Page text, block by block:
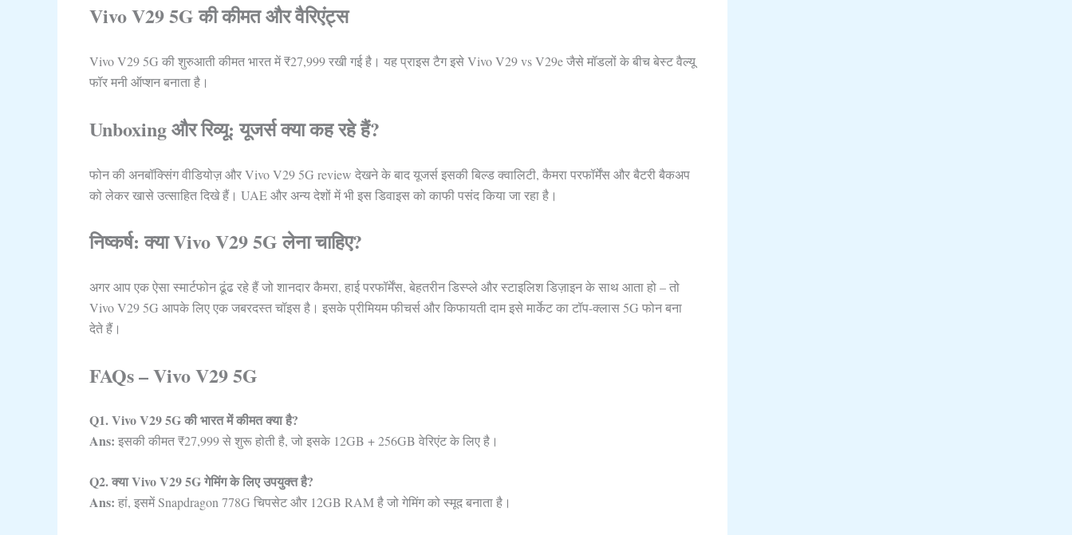
Vivo V29 5G की कीमत और वैरिएंट्स
Vivo V29 5G की शुरुआती कीमत भारत में ₹27,999 रखी गई है। यह प्राइस टैग इसे Vivo V29 vs V29e जैसे मॉडलों के बीच बेस्ट वैल्यू
फॉर मनी ऑप्शन बनाता है।
Unboxing और रिव्यू: यूजर्स क्या कह रहे हैं?
फोन की अनबॉक्सिंग वीडियोज़ और Vivo V29 5G review देखने के बाद यूजर्स इसकी बिल्ड क्वालिटी, कैमरा परफॉर्मेंस और बैटरी बैकअप
को लेकर खासे उत्साहित दिखे हैं। UAE और अन्य देशों में भी इस डिवाइस को काफी पसंद किया जा रहा है।
निष्कर्ष: क्या Vivo V29 5G लेना चाहिए?
अगर आप एक ऐसा स्मार्टफोन ढूंढ रहे हैं जो शानदार कैमरा, हाई परफॉर्मेंस, बेहतरीन डिस्प्ले और स्टाइलिश डिज़ाइन के साथ आता हो – तो
Vivo V29 5G आपके लिए एक जबरदस्त चॉइस है। इसके प्रीमियम फीचर्स और किफायती दाम इसे मार्केट का टॉप-क्लास 5G फोन बना
देते हैं।
FAQs – Vivo V29 5G
Q1. Vivo V29 5G की भारत में कीमत क्या है?
Ans: इसकी कीमत ₹27,999 से शुरू होती है, जो इसके 12GB + 256GB वेरिएंट के लिए है।
Q2. क्या Vivo V29 5G गेमिंग के लिए उपयुक्त है?
Ans: हां, इसमें Snapdragon 778G चिपसेट और 12GB RAM है जो गेमिंग को स्मूद बनाता है।